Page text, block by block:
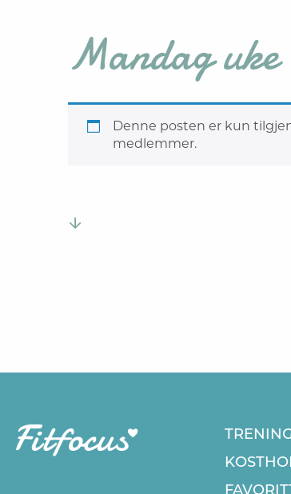
Mandag uke
Denne posten er kun
medlemmer.